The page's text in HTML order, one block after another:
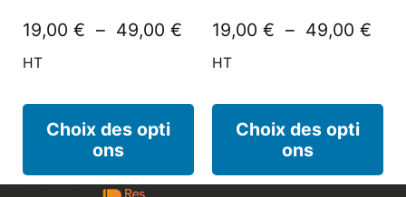
19,00 € – 49,00 €
HT
Choix des opti
ons
19,00 € – 49,00 €
HT
Choix des opti
ons